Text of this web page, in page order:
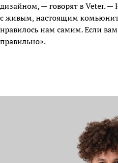
дизайном, — говорят в Veter. —
с живым, настоящим
нравилось нам самим. Если
правильно».